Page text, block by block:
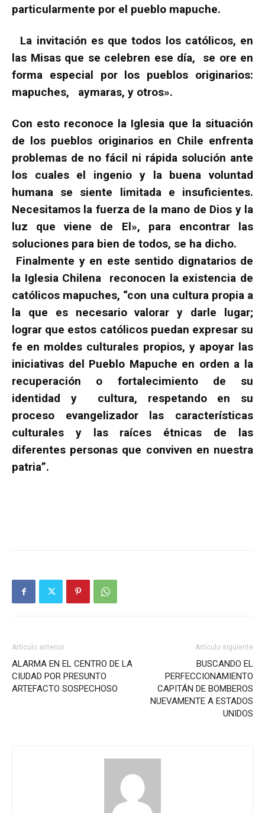
particularmente por el pueblo mapuche.
La invitación es que todos los católicos, en
las Misas que se celebren ese día, se ore en
forma especial por los pueblos originarios:
mapuches, aymaras, y otros».
Con esto reconoce la Iglesia que la situación
de los pueblos originarios en Chile enfrenta
problemas de no fácil ni rápida solución ante
los cuales el ingenio y la buena voluntad
humana se siente limitada e insuficientes.
Necesitamos la fuerza de la mano de Dios y la
luz que viene de El», para encontrar las
soluciones para bien de todos, se ha dicho.
Finalmente y en este sentido dignatarios de
la Iglesia Chilena reconocen la existencia de
católicos mapuches, “con una cultura propia a
la que es necesario valorar y darle lugar;
lograr que estos católicos puedan expresar su
fe en moldes culturales propios, y apoyar las
iniciativas del Pueblo Mapuche en orden a la
recuperación o fortalecimiento de su
identidad y cultura, respetando en su
proceso evangelizador las características
culturales y las raíces étnicas de las
diferentes personas que conviven en nuestra
patria”.
Artículo anterior
ALARMA EN EL CENTRO DE LA
CIUDAD POR PRESUNTO
ARTEFACTO SOSPECHOSO
Artículo siguiente
BUSCANDO EL
PERFECCIONAMIENTO
CAPITÁN DE BOMBEROS
NUEVAMENTE A ESTADOS
UNIDOS